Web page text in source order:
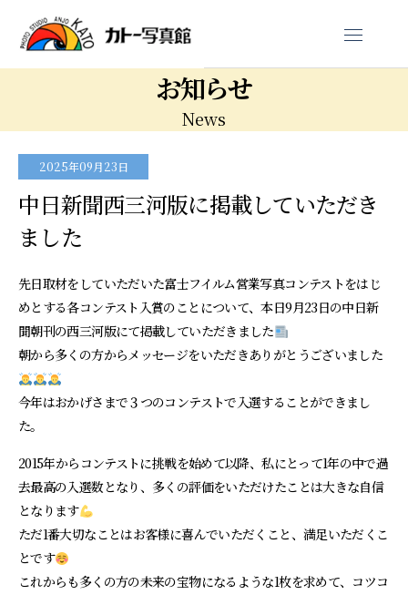
お知らせ
News
2025年09月23日
中日新聞西三河版に掲載していただき
ました
先日取材をしていただいた富士フイルム営業写真コンテストをはじ
めとする各コンテスト入賞のことについて、本日9月23日の中日新
聞朝刊の西三河版にて掲載していただきました
朝から多くの方からメッセージをいただきありがとうございました
今年はおかげさまで３つのコンテストで入選することができまし
た。
2015年からコンテストに挑戦を始めて以降、私にとって1年の中で過
去最高の入選数となり、多くの評価をいただけたことは大きな自信
となります
ただ1番大切なことはお客様に喜んでいただくこと、満足いただくこ
とです
これからも多くの方の未来の宝物になるような1枚を求めて、コツコ